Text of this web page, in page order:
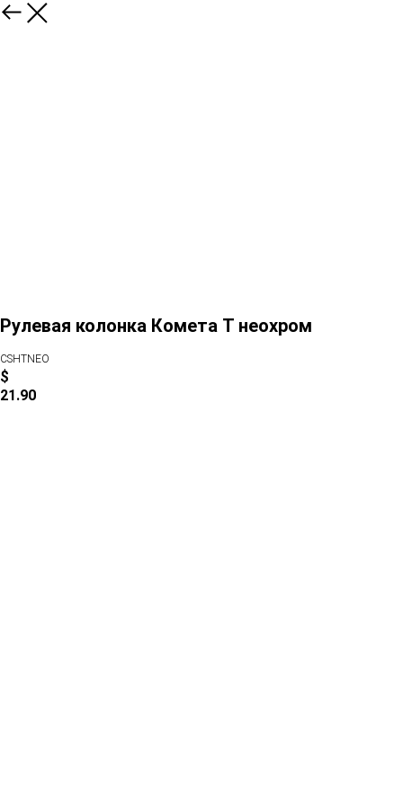
Рулевая колонка Комета T неохром
CSHTNEO
$
21.90